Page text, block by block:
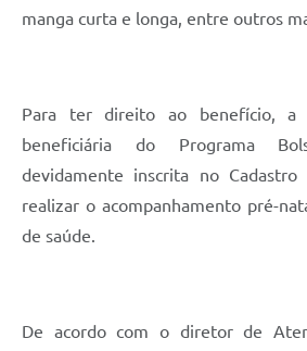
manga curta e longa, entre outros
Para ter direito ao benefício, a
beneficiária do Programa
devidamente inscrita no Cadastro
realizar o acompanhamento pré-
de saúde.
De acordo com o diretor de